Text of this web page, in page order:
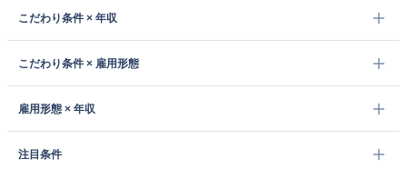
こだわり条件 × 年収
こだわり条件 × 雇用形態
雇用形態 × 年収
注目条件